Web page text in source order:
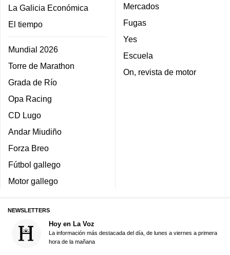
La Galicia Económica
El tiempo
Mundial 2026
Torre de Marathon
Grada de Río
Opa Racing
CD Lugo
Andar Miudiño
Forza Breo
Fútbol gallego
Motor gallego
Mercados
Fugas
Yes
Escuela
On, revista de motor
NEWSLETTERS
Hoy en La Voz
La información más destacada del día, de lunes a viernes a primera
hora de la mañana